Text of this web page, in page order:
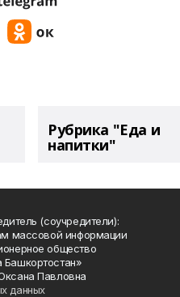
Рубрика "Еда и
напитки"
(соучредители):
массовой информации
общество
Башкортостан»
Павловна
данных